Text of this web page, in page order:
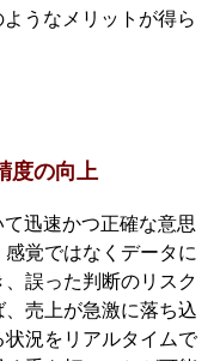
うなメリットが得ら
度の向上
迅速かつ正確な意思
覚ではなくデータに
誤った判断のリスク
売上が急激に落ち込
況をリアルタイムで